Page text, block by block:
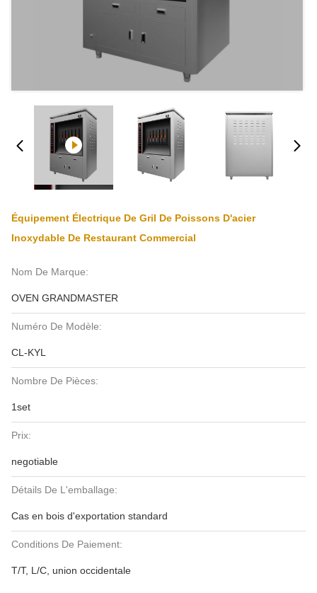
Équipement Électrique De Gril De Poissons D'acier
Inoxydable De Restaurant Commercial
Nom De Marque:
OVEN GRANDMASTER
Numéro De Modèle:
CL-KYL
Nombre De Pièces:
1set
Prix:
negotiable
Détails De L'emballage:
Cas en bois d'exportation standard
Conditions De Paiement:
T/T, L/C, union occidentale